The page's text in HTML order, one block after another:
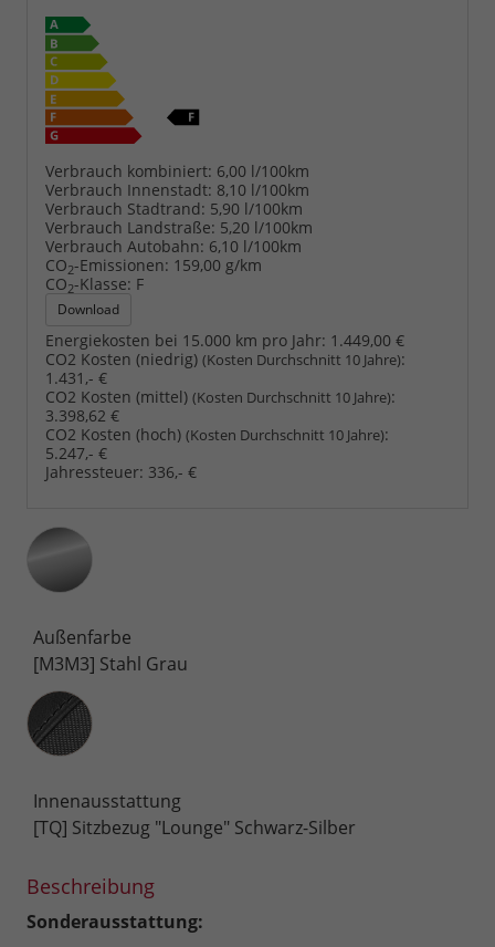
Verbrauch kombiniert: 6,00 l/100km
Verbrauch Innenstadt: 8,10 l/100km
Verbrauch Stadtrand: 5,90 l/100km
Verbrauch Landstraße: 5,20 l/100km
Verbrauch Autobahn: 6,10 l/100km
CO2-Emissionen: 159,00 g/km
CO2-Klasse: F
Download
Energiekosten bei 15.000 km pro Jahr: 1.449,00 €
CO2 Kosten (niedrig) (Kosten Durchschnitt 10 Jahre):
1.431,- €
CO2 Kosten (mittel) (Kosten Durchschnitt 10 Jahre):
3.398,62 €
CO2 Kosten (hoch) (Kosten Durchschnitt 10 Jahre):
5.247,- €
Jahressteuer: 336,- €
Außenfarbe
[M3M3] Stahl Grau
Innenausstattung
Innenausstattung
[TQ] Sitzbezug "Lounge" Schwarz-Silber
Beschreibung
Sonderausstattung: